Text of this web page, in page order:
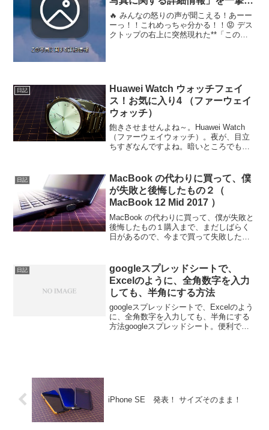
消滅させる方法！）
🔥 みんなの怒りの声が聞こえる！あーー
ーっ！！これめっちゃ分かる！！😡 デス
クトップの右上に突然現れた**「この写
日記
Huawei Watch ウォッチフェイ
ス！お気に入り4 （ファーウェイ
ウォッチ）
飽きさせませんよね～。Huawei Watch
（ファーウェイウォッチ）。夜が、目立
ちすぎなんですよね。暗いところでも、
場所では気にしてしまいます。。。(^_^;)
なの...
日記
MacBook の代わりに買って、僕
が失敗と後悔したもの２（
MacBook 12 Mid 2017 ）
MacBook の代わりに買って、僕が失敗と
後悔したもの１購入まで、まだしばらく
日があるので、今まで買って失敗したも
う目的を確認していこうと思う。。。と
いうこ...
日記
googleスプレッドシートで、
Excelのように、全角数字を入力
しても、半角にする方法
googleスプレッドシートで、Excelのよう
に、全角数字を入力しても、半角にする
方法googleスプレッドシート。便利です
iPhone SE 発表！ サイズそのまま！